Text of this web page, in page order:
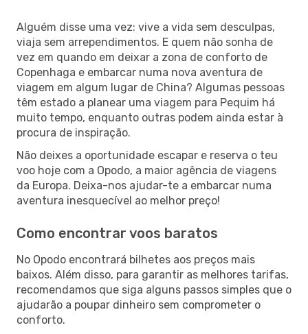
Alguém disse uma vez: vive a vida sem desculpas,
viaja sem arrependimentos. E quem não sonha de
vez em quando em deixar a zona de conforto de
Copenhaga e embarcar numa nova aventura de
viagem em algum lugar de China? Algumas pessoas
têm estado a planear uma viagem para Pequim há
muito tempo, enquanto outras podem ainda estar à
procura de inspiração.
Não deixes a oportunidade escapar e reserva o teu
voo hoje com a Opodo, a maior agência de viagens
da Europa. Deixa-nos ajudar-te a embarcar numa
aventura inesquecível ao melhor preço!
Como encontrar voos baratos
No Opodo encontrará bilhetes aos preços mais
baixos. Além disso, para garantir as melhores tarifas,
recomendamos que siga alguns passos simples que o
ajudarão a poupar dinheiro sem comprometer o
conforto.